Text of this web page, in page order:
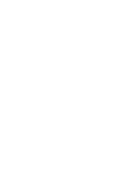
institutioner.
og kigge